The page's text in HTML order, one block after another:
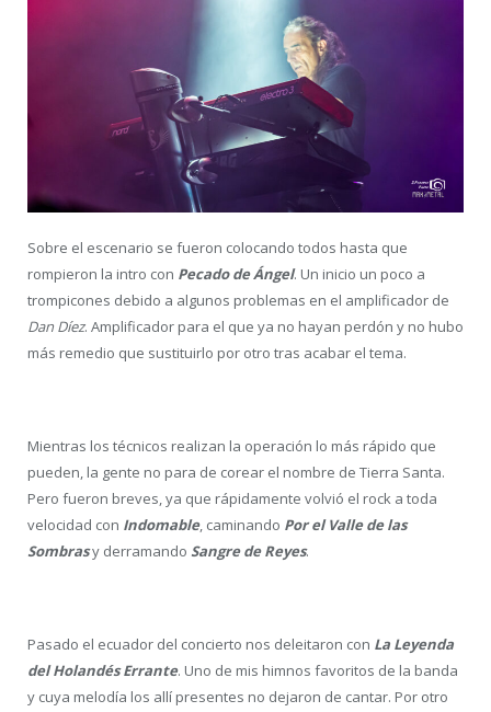
Sobre el escenario se fueron colocando todos hasta que
rompieron la intro con Pecado de Ángel. Un inicio un poco a
trompicones debido a algunos problemas en el amplificador de
Dan Díez. Amplificador para el que ya no hayan perdón y no hubo
más remedio que sustituirlo por otro tras acabar el tema.
Mientras los técnicos realizan la operación lo más rápido que
pueden, la gente no para de corear el nombre de Tierra Santa.
Pero fueron breves, ya que rápidamente volvió el rock a toda
velocidad con Indomable, caminando Por el Valle de las
Sombrasy derramando Sangre de Reyes.
Pasado el ecuador del concierto nos deleitaron con La Leyenda
del Holandés Errante. Uno de mis himnos favoritos de la banda
y cuya melodía los allí presentes no dejaron de cantar. Por otro